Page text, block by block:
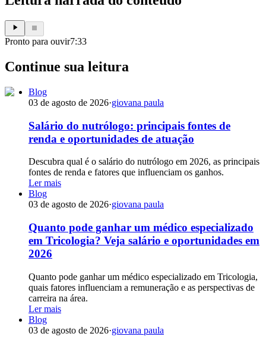
Pronto para ouvir7:33
Continue sua leitura
Blog
03 de agosto de 2026·giovana paula
Salário do nutrólogo: principais fontes de
renda e oportunidades de atuação
Descubra qual é o salário do nutrólogo em 2026, as principais
fontes de renda e fatores que influenciam os ganhos.
Ler mais
Blog
03 de agosto de 2026·giovana paula
Quanto pode ganhar um médico especializado
em Tricologia? Veja salário e oportunidades em
2026
Quanto pode ganhar um médico especializado em Tricologia,
quais fatores influenciam a remuneração e as perspectivas de
carreira na área.
Ler mais
Blog
03 de agosto de 2026·giovana paula